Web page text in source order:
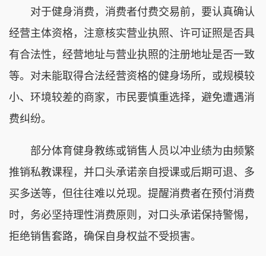
对于健身消费，消费者付费交易前，要认真确认
经营主体资格，注意核实营业执照、许可证照是否具
有合法性，经营地址与营业执照的注册地址是否一致
等。对未能取得合法经营资格的健身场所，或规模较
小、环境较差的商家，市民要慎重选择，避免遭遇消
费纠纷。
部分体育健身教练或销售人员以冲业绩为由频繁
推销私教课程，并口头承诺亲自授课或后期可退、多
买多送等，但往往难以兑现。提醒消费者在预付消费
时，务必坚持理性消费原则，对口头承诺保持警惕，
拒绝销售套路，确保自身权益不受损害。